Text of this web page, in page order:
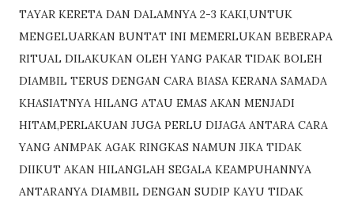
TAYAR KERETA DAN DALAMNYA 2-3 KAKI,UNTUK
MENGELUARKAN BUNTAT INI MEMERLUKAN BEBERAPA
RITUAL DILAKUKAN OLEH YANG PAKAR TIDAK BOLEH
DIAMBIL TERUS DENGAN CARA BIASA KERANA SAMADA
KHASIATNYA HILANG ATAU EMAS AKAN MENJADI
HITAM,PERLAKUAN JUGA PERLU DIJAGA ANTARA CARA
YANG ANMPAK AGAK RINGKAS NAMUN JIKA TIDAK
DIIKUT AKAN HILANGLAH SEGALA KEAMPUHANNYA
ANTARANYA DIAMBIL DENGAN SUDIP KAYU TIDAK